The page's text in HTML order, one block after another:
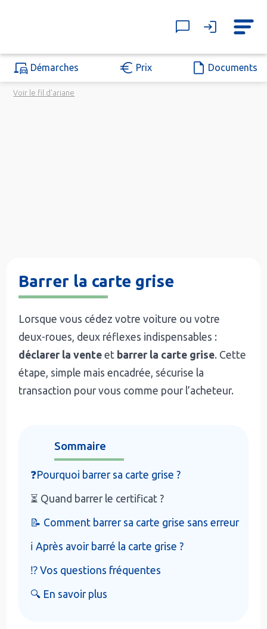
Démarches Prix Documents
Voir le fil d'ariane
Barrer la carte grise
Lorsque vous cédez votre voiture ou votre
deux-roues, deux réflexes indispensables :
déclarer la vente et barrer la carte grise. Cette
étape, simple mais encadrée, sécurise la
transaction pour vous comme pour l’acheteur.
Sommaire
❓Pourquoi barrer sa carte grise ?
⏳ Quand barrer le certificat ?
📝 Comment barrer sa carte grise sans erreur
ℹ️ Après avoir barré la carte grise ?
⁉️ Vos questions fréquentes
🔍 En savoir plus